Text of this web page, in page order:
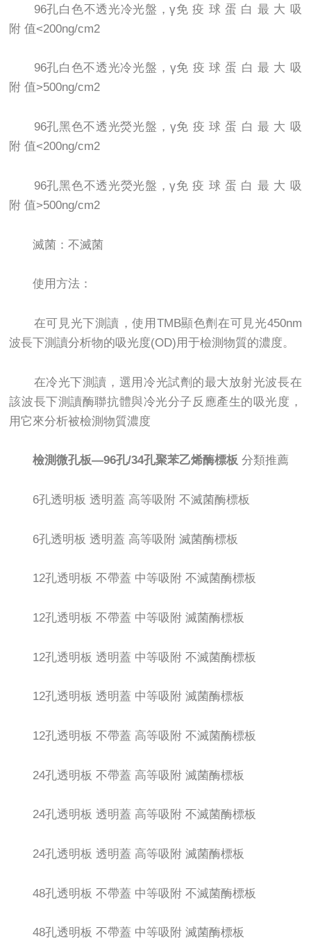
96孔白色不透光冷光盤，γ免 疫 球 蛋 白 最 大 吸
附 值<200ng/cm2
96孔白色不透光冷光盤，γ免 疫 球 蛋 白 最 大 吸
附 值>500ng/cm2
96孔黑色不透光熒光盤，γ免 疫 球 蛋 白 最 大 吸
附 值<200ng/cm2
96孔黑色不透光熒光盤，γ免 疫 球 蛋 白 最 大 吸
附 值>500ng/cm2
滅菌：不滅菌
使用方法：
在可見光下測讀，使用TMB顯色劑在可見光450nm
波長下測讀分析物的吸光度(OD)用于檢測物質的濃度。
在冷光下測讀，選用冷光試劑的最大放射光波長在
該波長下測讀酶聯抗體與冷光分子反應產生的吸光度，
用它來分析被檢測物質濃度
檢測微孔板—96孔/34孔聚苯乙烯酶標板 分類推薦
6孔透明板 透明蓋 高等吸附 不滅菌酶標板
6孔透明板 透明蓋 高等吸附 滅菌酶標板
12孔透明板 不帶蓋 中等吸附 不滅菌酶標板
12孔透明板 不帶蓋 中等吸附 滅菌酶標板
12孔透明板 透明蓋 中等吸附 不滅菌酶標板
12孔透明板 透明蓋 中等吸附 滅菌酶標板
12孔透明板 不帶蓋 高等吸附 不滅菌酶標板
24孔透明板 不帶蓋 高等吸附 滅菌酶標板
24孔透明板 透明蓋 高等吸附 不滅菌酶標板
24孔透明板 透明蓋 高等吸附 滅菌酶標板
48孔透明板 不帶蓋 中等吸附 不滅菌酶標板
48孔透明板 不帶蓋 中等吸附 滅菌酶標板